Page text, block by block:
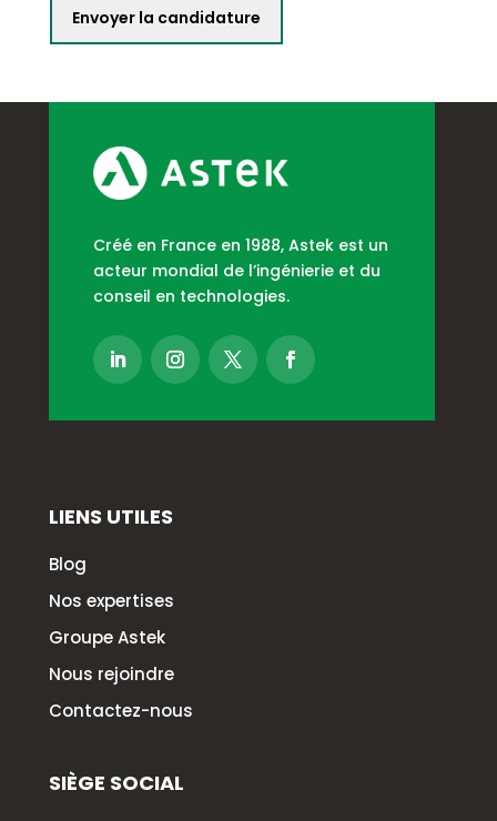
Créé en France en 1988, Astek est un
acteur mondial de l’ingénierie et du
conseil en technologies.
LIENS UTILES
Blog
Nos expertises
Groupe Astek
Nous rejoindre
Contactez-nous
SIÈGE SOCIAL